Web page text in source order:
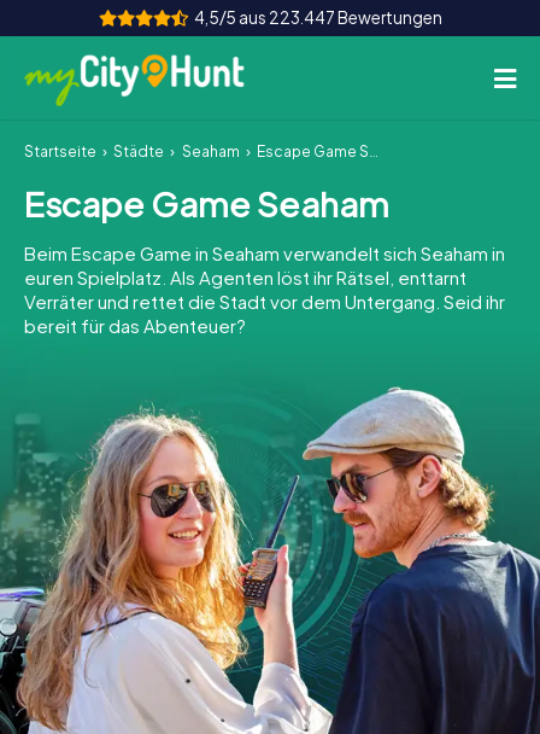
4,5/5 aus 223.447 Bewertungen
So funktioniert's
Städte
Touren
Teamevent
INT AT CH
DE
ES
FR UK
IE
IT
NL
Tickets buchen
Gutscheine bestellen
Startseite Städte Seaham Escape Game Seaham
Escape Game Seaham
Beim Escape Game in Seaham verwandelt sich Seaham in
euren Spielplatz. Als Agenten löst ihr Rätsel, enttarnt
Verräter und rettet die Stadt vor dem Untergang. Seid ihr
bereit für das Abenteuer?